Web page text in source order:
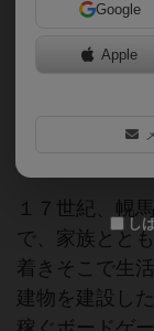
２枚のカー
で陣地をと
１７世紀、幌
で、家族とと
着きそこで生
建物を建設し
Google
Apple
し